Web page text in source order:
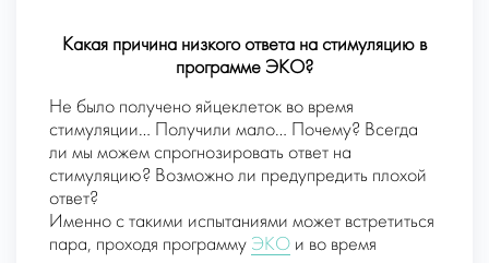
Какая причина низкого ответа на стимуляцию в
программе ЭКО?
Не было получено яйцеклеток во время
стимуляции… Получили мало… Почему? Всегда
ли мы можем спрогнозировать ответ на
стимуляцию? Возможно ли предупредить плохой
ответ?
Именно с такими испытаниями может встретиться
пара, проходя программу ЭКО и во время